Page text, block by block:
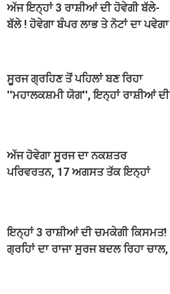
ਅੱਜ ਇਨ੍ਹਾਂ 3 ਰਾਸ਼ੀਆਂ ਦੀ ਹੋਵੇਗੀ ਬੱਲੇ-
ਬੱਲੇ ! ਹੋਵੇਗਾ ਬੰਪਰ ਲਾਭ ਤੇ ਨੋਟਾਂ ਦਾ ਪਵੇਗਾ
ਸੂਰਜ ਗ੍ਰਹਿਣ ਤੋਂ ਪਹਿਲਾਂ ਬਣ ਰਿਹਾ
''ਮਹਾਲਕਸ਼ਮੀ ਯੋਗ'', ਇਨ੍ਹਾਂ ਰਾਸ਼ੀਆਂ ਦੀ
ਅੱਜ ਹੋਵੇਗਾ ਸੂਰਜ ਦਾ ਨਕਸ਼ਤਰ
ਪਰਿਵਰਤਨ, 17 ਅਗਸਤ ਤੱਕ ਇਨ੍ਹਾਂ
ਇਨ੍ਹਾਂ 3 ਰਾਸ਼ੀਆਂ ਦੀ ਚਮਕੇਗੀ ਕਿਸਮਤ!
ਗ੍ਰਹਿਾਂ ਦਾ ਰਾਜਾ ਸੂਰਜ ਬਦਲ ਰਿਹਾ ਚਾਲ,